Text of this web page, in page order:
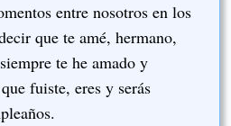
entre nosotros en los
que te amé, hermano,
te he amado y
fuiste, eres y serás